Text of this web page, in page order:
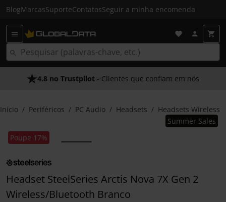
BlogMarcasSuporteContatosSeguir a minha encomenda
As Nossas Promessas- O melhor atendimento
4.8 no Trustpilot - Clientes que confiam em nós
Início Periféricos PC Audio Headsets Headsets Wireless
Poupe 17%
Summer Sales
Headset SteelSeries Arctis Nova 7X Gen 2
Wireless/Bluetooth Branco